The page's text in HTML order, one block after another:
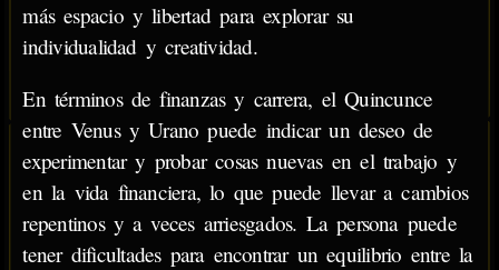
más espacio y libertad para explorar su
individualidad y creatividad.
En términos de finanzas y carrera, el Quincunce
entre Venus y Urano puede indicar un deseo de
experimentar y probar cosas nuevas en el trabajo y
en la vida financiera, lo que puede llevar a cambios
repentinos y a veces arriesgados. La persona puede
tener dificultades para encontrar un equilibrio entre la